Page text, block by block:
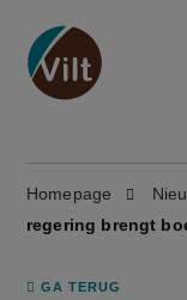
Homepage
regering brengt
GA TERUG